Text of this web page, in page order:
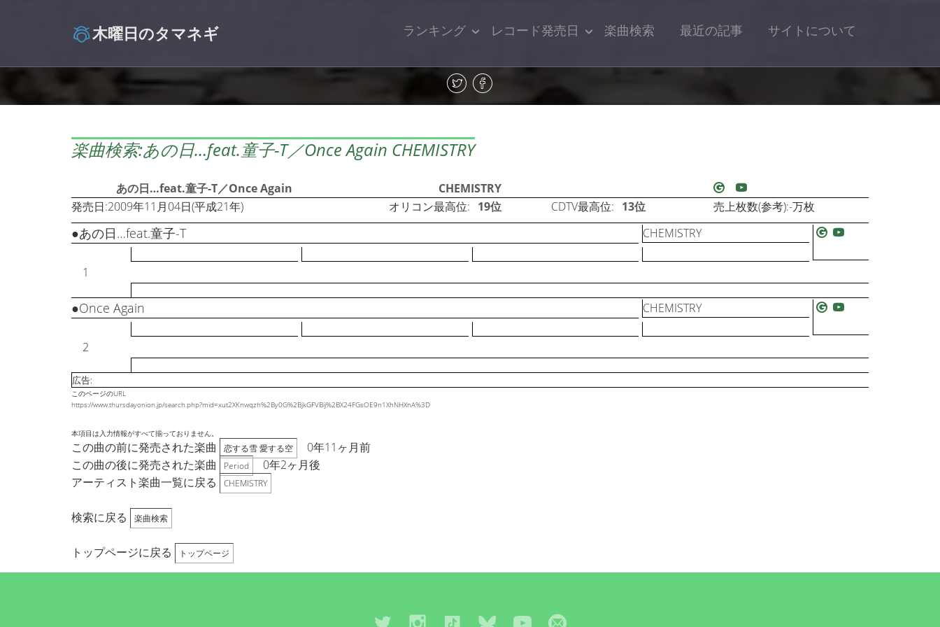
木曜日のタマネギ ランキング レコード発売日 楽曲検索 最近の記事 サイトについて
楽曲検索:あの日…feat.童子-T／Once Again CHEMISTRY
あの日…feat.童子-T／Once Again
CHEMISTRY
発売日:2009年11月04日(平成21年)
オリコン最高位: 19位 CDTV最高位: 13位 売上枚数(参考):-万枚
1
●あの日…feat.童子-T CHEMISTRY
2
●Once Again CHEMISTRY
広告:
このページのURL
https://www.thursdayonion.jp/search.php?mid=xut2XKnwqzh%2By0G%2BjkGFVBij%2BX24FGsOE9n1XhNHXnA%3D
本項目は入力情報がすべて揃っておりません。
この曲の前に発売された楽曲 恋する雪 愛する空
0年11ヶ月前
この曲の後に発売された楽曲
Period
0年2ヶ月後
アーティスト楽曲一覧に戻る
CHEMISTRY
検索に戻る 楽曲検索
トップページに戻る トップページ